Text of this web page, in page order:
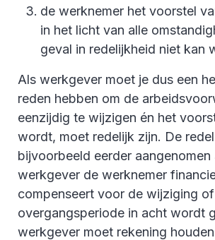
de werknemer het voorstel
in het licht van alle
geval in redelijkheid niet kan
Als werkgever moet je dus een
reden hebben om de
eenzijdig te wijzigen én het
wordt, moet redelijk zijn. De
bijvoorbeeld eerder aangenomen
werkgever de werknemer
compenseert voor de wijziging of
overgangsperiode in acht wordt
werkgever moet rekening